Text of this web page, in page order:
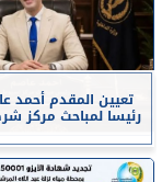
تعيين المقدم أحمد
رئيسا لمباحث مركز